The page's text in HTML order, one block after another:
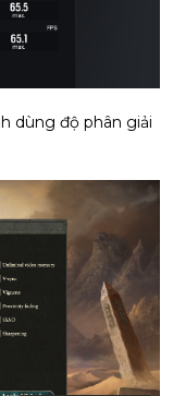
dùng độ phân giải